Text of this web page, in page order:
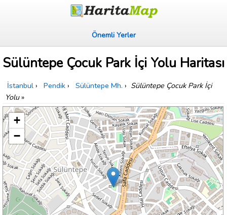
Önemli Yerler
Sülüntepe Çocuk Park İçi Yolu Haritası
İstanbul › Pendik › Sülüntepe Mh. › Sülüntepe Çocuk Park İçi
Yolu»
+
−